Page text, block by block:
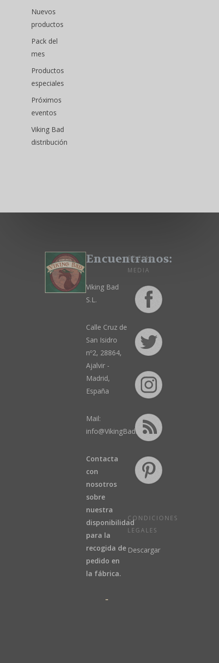
Nuevos
productos
Pack del
mes
Productos
especiales
Próximos
eventos
Viking Bad
distribución
Encuentranos:
Viking Bad
S.L.
Calle Cruz de
San Isidro
nº2, 28864,
Ajalvir -
Madrid,
España
Mail:
info@VikingBad.es
Contacta
con
nosotros
sobre
nuestra
disponibilidad
para la
recogida de
pedido en
la fábrica.
SOCIAL
MEDIA
CONDICIONES
LEGALES
Descargar